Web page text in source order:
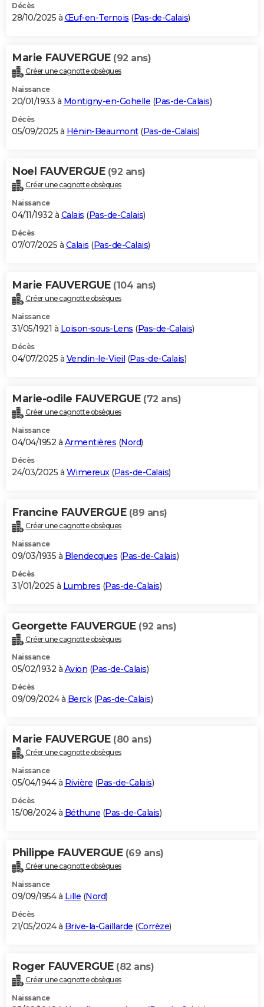
Décès
28/10/2025 à Œuf-en-Ternois (Pas-de-Calais)
Marie FAUVERGUE (92 ans)
Créer une cagnotte obsèques
Naissance
20/01/1933 à Montigny-en-Gohelle (Pas-de-Calais)
Décès
05/09/2025 à Hénin-Beaumont(Pas-de-Calais)
Noel FAUVERGUE (92 ans)
Créer une cagnotte obsèques
Naissance
04/11/1932 à Calais (Pas-de-Calais)
Décès
07/07/2025 à Calais (Pas-de-Calais)
Marie FAUVERGUE (104 ans)
Créer une cagnotte obsèques
Naissance
31/05/1921 à Loison-sous-Lens (Pas-de-Calais)
Décès
04/07/2025 à Vendin-le-Vieil (Pas-de-Calais)
Marie-odile FAUVERGUE (72 ans)
Créer une cagnotte obsèques
Naissance
04/04/1952 à Armentières (Nord)
Décès
24/03/2025 à Wimereux(Pas-de-Calais)
Francine FAUVERGUE (89 ans)
Créer une cagnotte obsèques
Naissance
09/03/1935 à Blendecques (Pas-de-Calais)
Décès
31/01/2025 à Lumbres (Pas-de-Calais)
Georgette FAUVERGUE (92 ans)
Créer une cagnotte obsèques
Naissance
05/02/1932 à Avion (Pas-de-Calais)
Décès
09/09/2024 à Berck(Pas-de-Calais)
Marie FAUVERGUE (80 ans)
Créer une cagnotte obsèques
Naissance
05/04/1944 à Rivière (Pas-de-Calais)
Décès
15/08/2024 à Béthune (Pas-de-Calais)
Philippe FAUVERGUE (69 ans)
Créer une cagnotte obsèques
Naissance
09/09/1954 à Lille (Nord)
Décès
21/05/2024 à Brive-la-Gaillarde (Corrèze)
Roger FAUVERGUE (82 ans)
Créer une cagnotte obsèques
Naissance